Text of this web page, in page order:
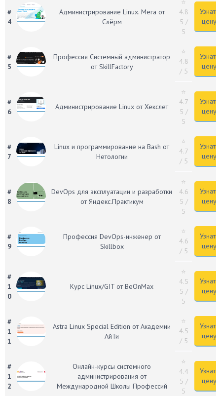
#
4
Администрирование Linux. Мега от
Слёрм
⭐
4.8
5 /
5
Узнать
цену
#
5
Профессия Системный администратор
от SkillFactory
⭐
4.8
/ 5
Узнать
цену
#
6
Администрирование Linux от Хекслет
⭐
4.7
5 /
5
Узнать
цену
#
7
Linux и программирование на Bash от
Нетологии
⭐
4.7
/ 5
Узнать
цену
#
8
DevOps для эксплуатации и разработки
от Яндекс.Практикум
⭐
4.6
5 /
5
Узнать
цену
#
9
Профессия DevOps-инженер от
Skillbox
⭐
4.6
/ 5
Узнать
цену
#
1
0
Курс Linux/GIT от BeOnMax
⭐
4.5
5 /
5
Узнать
цену
#
1
1
Astra Linux Special Edition от Академии
АйТи
⭐
4.5
/ 5
Узнать
цену
#
1
2
Онлайн-курсы системного
администрирования от
Международной Школы Профессий
⭐
4.4
5 /
5
Узнать
цену